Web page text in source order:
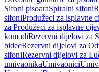
Sifoni pisoaraSpiralni sifoni
sifoniProdužeci za isplavne
za Produžeci za isplavne
komadiRezervni dijelovi za
bideeRezervni dijelovi za
sifoniRezervni dijelovi za
umivaonikaUmivaonici